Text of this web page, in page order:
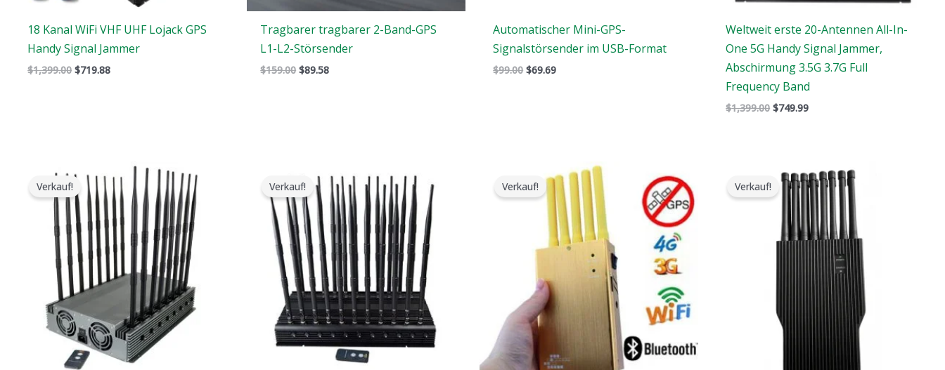
18 Kanal WiFi VHF UHF Lojack GPS
Handy Signal Jammer
$1,399.00 $719.88
Tragbarer tragbarer 2-Band-GPS
L1-L2-Störsender
$159.00 $89.58
Automatischer Mini-GPS-
Signalstörsender im USB-Format
$99.00 $69.69
Weltweit erste 20-Antennen All-In-
One 5G Handy Signal Jammer,
Abschirmung 3.5G 3.7G Full
Frequency Band
$1,399.00 $749.99
Verkauf!
ursprüngliche
Preis
war:
$2,299.00.
Der
aktuelle
Preis
ist:
$1,659.99.
Verkauf!
ursprüngliche
Preis
war:
$1,519.00.
aktuelle
Preis
ist:
$789.88.
Verkauf!
ursprüngliche
Preis
$399.00.
Der
aktuelle
Preis
ist:
$209.88.
Verkauf!
ursprüngliche
Preis
war:
$1,699.00.
aktuelle
Preis
ist:
$999.99.